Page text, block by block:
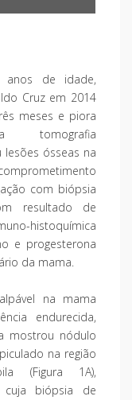
anos de idade,
Cruz em 2014
meses e piora
tomografia
lesões ósseas na
com biópsia
resultado de
histoquímica
e progesterona
da mama.
na mama
endurecida,
mostrou nódulo
na região
(Figura 1A),
biópsia de